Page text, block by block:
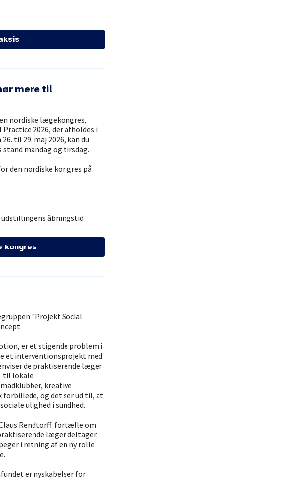
mere til
nordiske lægekongres,
2026, der afholdes i
til 29. maj 2026, kan du
mandag og tirsdag.
den nordiske kongres på
udstillingens åbningstid
kongres
"Projekt Social
er et stigende problem i
et interventionsprojekt med
de praktiserende læger
til lokale
kreative
og det ser ud til, at
ulighed i sundhed.
Claus Rendtorff fortælle om
læger deltager.
i retning af en ny rolle
er nyskabelser for